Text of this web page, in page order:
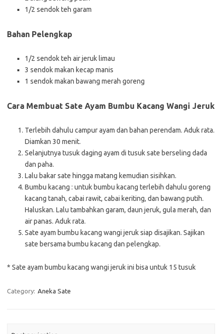
1/2 sendok teh garam
Bahan Pelengkap
1/2 sendok teh air jeruk limau
3 sendok makan kecap manis
1 sendok makan bawang merah goreng
Cara Membuat Sate Ayam Bumbu Kacang Wangi Jeruk
Terlebih dahulu campur ayam dan bahan perendam. Aduk rata.
Diamkan 30 menit.
Selanjutnya tusuk daging ayam di tusuk sate berseling dada
dan paha.
Lalu bakar sate hingga matang kemudian sisihkan.
Bumbu kacang : untuk bumbu kacang terlebih dahulu goreng
kacang tanah, cabai rawit, cabai keriting, dan bawang putih.
Haluskan. Lalu tambahkan garam, daun jeruk, gula merah, dan
air panas. Aduk rata.
Sate ayam bumbu kacang wangi jeruk siap disajikan. Sajikan
sate bersama bumbu kacang dan pelengkap.
* Sate ayam bumbu kacang wangi jeruk ini bisa untuk 15 tusuk
Category: Aneka Sate